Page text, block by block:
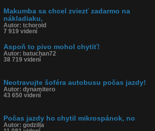
Makumba sa chcel zviezť zadarmo na
nákladiaku,
Autor: tchoroid
7 919 videní
Aspoň to pivo mohol chytiť!
Autor: batuchan72
38 719 videní
Neotravujte šoféra autobusu počas jazdy!
Autor: dynamitero
43 650 videní
Počas jazdy ho chytil mikrospánok, no
Autor: godzilla